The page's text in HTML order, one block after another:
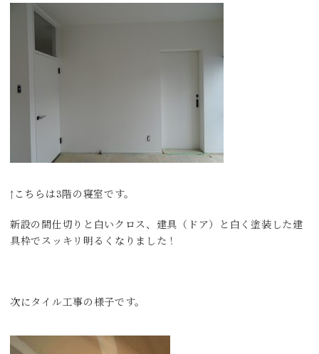
↑こちらは3階の寝室です。
新設の間仕切りと白いクロス、建具（ドア）と白く塗装した建
具枠でスッキリ明るくなりました！
次にタイル工事の様子です。